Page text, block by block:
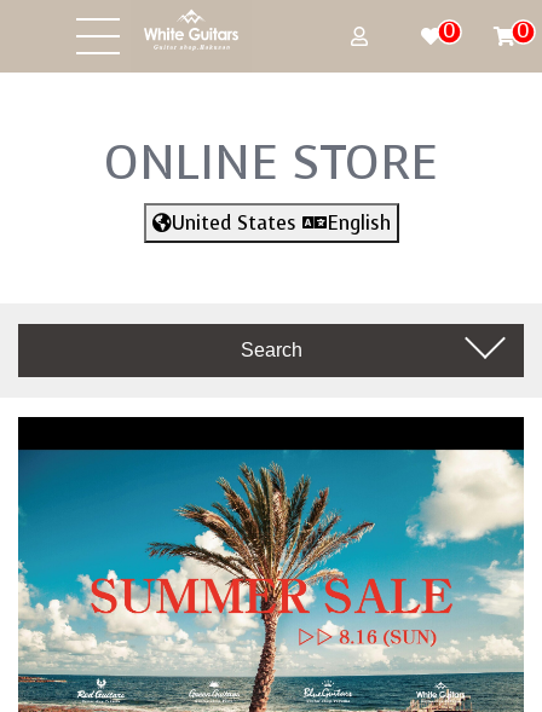
0 0
ONLINE STORE
United States English
Search